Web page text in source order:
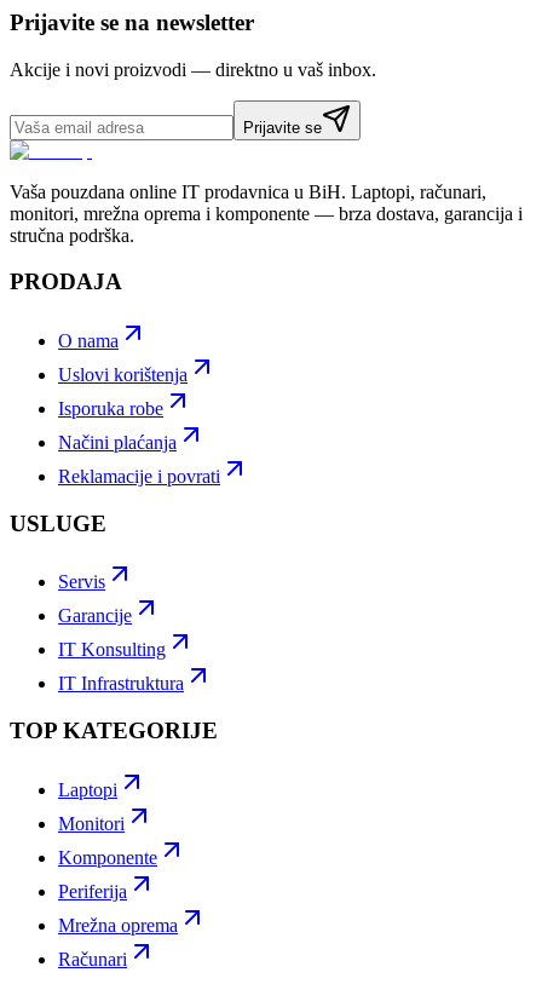
Prijavite se na newsletter
Akcije i novi proizvodi — direktno u vaš inbox.
Prijavite se
Vaša pouzdana online IT prodavnica u BiH. Laptopi, računari,
monitori, mrežna oprema i komponente — brza dostava, garancija i
stručna podrška.
PRODAJA
O nama
Uslovi korištenja
Isporuka robe
Načini plaćanja
Reklamacije i povrati
USLUGE
Servis
Garancije
IT Konsulting
IT Infrastruktura
TOP KATEGORIJE
Laptopi
Monitori
Komponente
Periferija
Mrežna oprema
Računari